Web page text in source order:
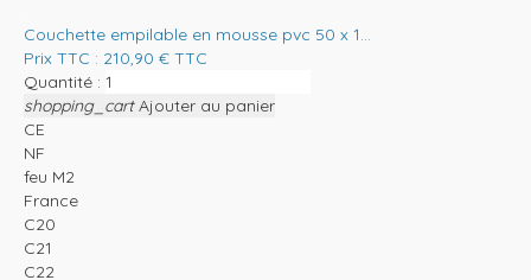
Couchette empilable en mousse pvc 50 x 1...
Prix TTC : 210,90 € TTC
Quantité :
shopping_cart Ajouter au panier
CE
NF
feu M2
France
C20
C21
C22